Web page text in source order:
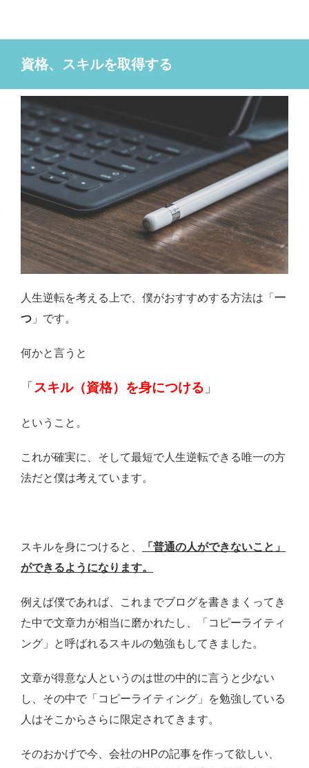
資格、スキルを取得する
人生逆転を考える上で、僕がおすすめする方法は「 一
つ 」です。
何かと言うと
「 スキル（資格）を身につける 」
ということ。
これが確実に、そして最短で人生逆転できる唯一の方
法だと僕は考えています。
スキルを身につけると、
「普通の人ができないこと」
ができるようになります。
例えば僕であれば、これまでブログを書きまくってき
た中で文章力が相当に磨かれたし、「コピーライティ
ング」と呼ばれるスキルの勉強もしてきました。
文章が得意な人というのは世の中的に言うと少ない
し、その中で「コピーライティング」を勉強している
人はそこからさらに限定されてきます。
そのおかげで今、会社のHPの記事を作って欲しい、